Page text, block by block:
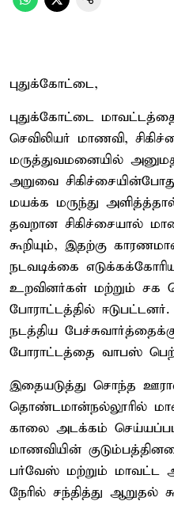
புதுக்கோட்டை,
புதுக்கோட்டை
செவிலியர் மாணவி,
மருத்துவமனையில்
அறுவை
மயக்க மருந்து
தவறான சிகிச்சையால்
கூறியும், இதற்கு
நடவடிக்கை
உறவினர்கள் மற்றும் சக
போராட்டத்தில்
நடத்திய
போராட்டத்தை வாபஸ்
இதையடுத்து சொந்த
தொண்டமான்நல்லூரில்
காலை அடக்கம்
மாணவியின்
பர்வேஸ் மற்றும் மாவட்ட
நேரில் சந்தித்து ஆறுதல்